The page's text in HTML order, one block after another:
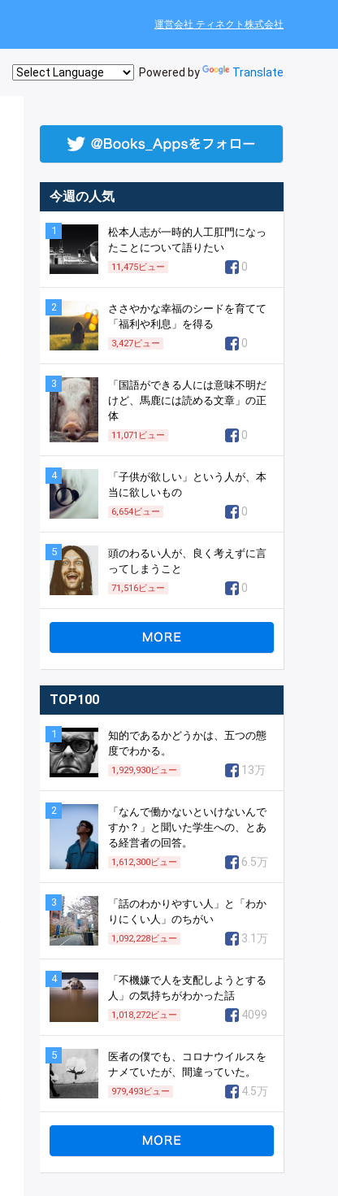
運営会社 ティネクト株式会社
Powered by Translate
今週の人気
1
松本人志が一時的人工肛門になっ
たことについて語りたい
11,475ビュー 0
2
ささやかな幸福のシードを育てて
「福利や利息」を得る
3,427ビュー 0
3
「国語ができる人には意味不明だ
けど、馬鹿には読める文章」の正
体
11,071 ビュー 0
4
「子供が欲しい」という人が、本
当に欲しいもの
6,654ビュー 0
5
頭のわるい人が、良く考えずに言
ってしまうこと
71,516ビュー 0
TOP100
1
知的であるかどうかは、五つの態
度でわかる。
1,929,930ビュー 13万
2
「なんで働かないといけないんで
すか？」と聞いた学生への、とあ
る経営者の回答。
1,612,300ビュー 6.5万
3
「話のわかりやすい人」と「わか
りにくい人」のちがい
1,092,228ビュー 3.1万
4
「不機嫌で人を支配しようとする
人」の気持ちがわかった話
1,018,272ビュー 4099
5
医者の僕でも、コロナウイルスを
ナメていたが、間違っていた。
979,493ビュー 4.5万